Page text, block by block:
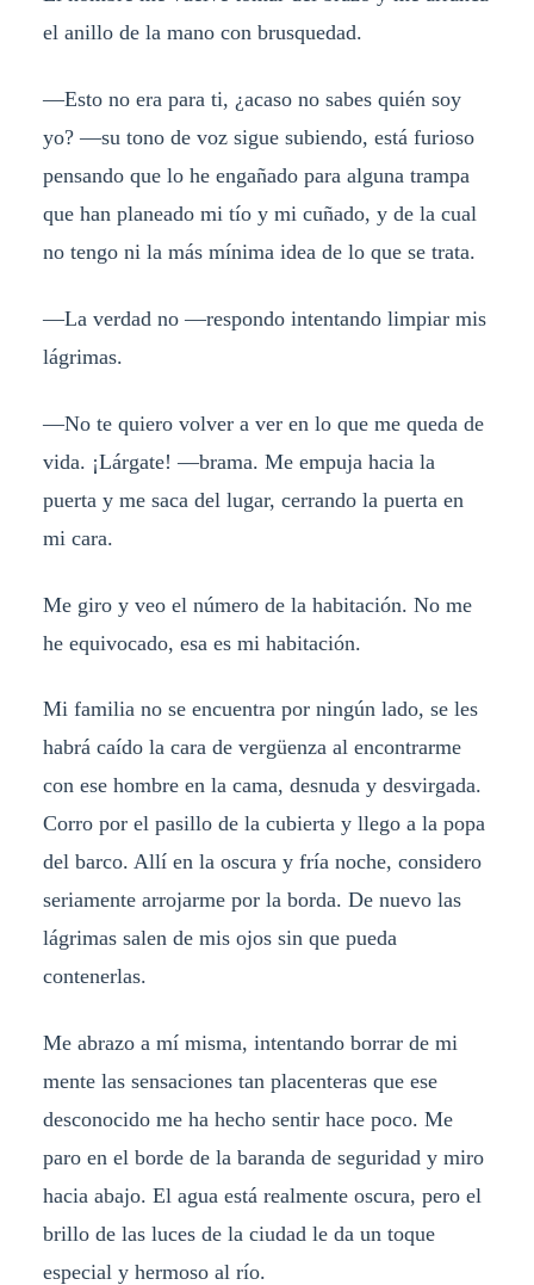
el anillo de la mano con brusquedad.
—Esto no era para ti, ¿acaso no sabes quién soy
yo? —su tono de voz sigue subiendo, está furioso
pensando que lo he engañado para alguna trampa
que han planeado mi tío y mi cuñado, y de la cual
no tengo ni la más mínima idea de lo que se trata.
—La verdad no —respondo intentando limpiar mis
lágrimas.
—No te quiero volver a ver en lo que me queda de
vida. ¡Lárgate! —brama. Me empuja hacia la
puerta y me saca del lugar, cerrando la puerta en
mi cara.
Me giro y veo el número de la habitación. No me
he equivocado, esa es mi habitación.
Mi familia no se encuentra por ningún lado, se les
habrá caído la cara de vergüenza al encontrarme
con ese hombre en la cama, desnuda y desvirgada.
Corro por el pasillo de la cubierta y llego a la popa
del barco. Allí en la oscura y fría noche, considero
seriamente arrojarme por la borda. De nuevo las
lágrimas salen de mis ojos sin que pueda
contenerlas.
Me abrazo a mí misma, intentando borrar de mi
mente las sensaciones tan placenteras que ese
desconocido me ha hecho sentir hace poco. Me
paro en el borde de la baranda de seguridad y miro
hacia abajo. El agua está realmente oscura, pero el
brillo de las luces de la ciudad le da un toque
especial y hermoso al río.